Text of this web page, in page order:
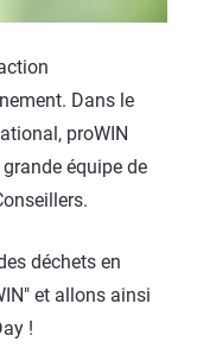
Dans le
proWIN
équipe de
déchets en
et allons ainsi
!